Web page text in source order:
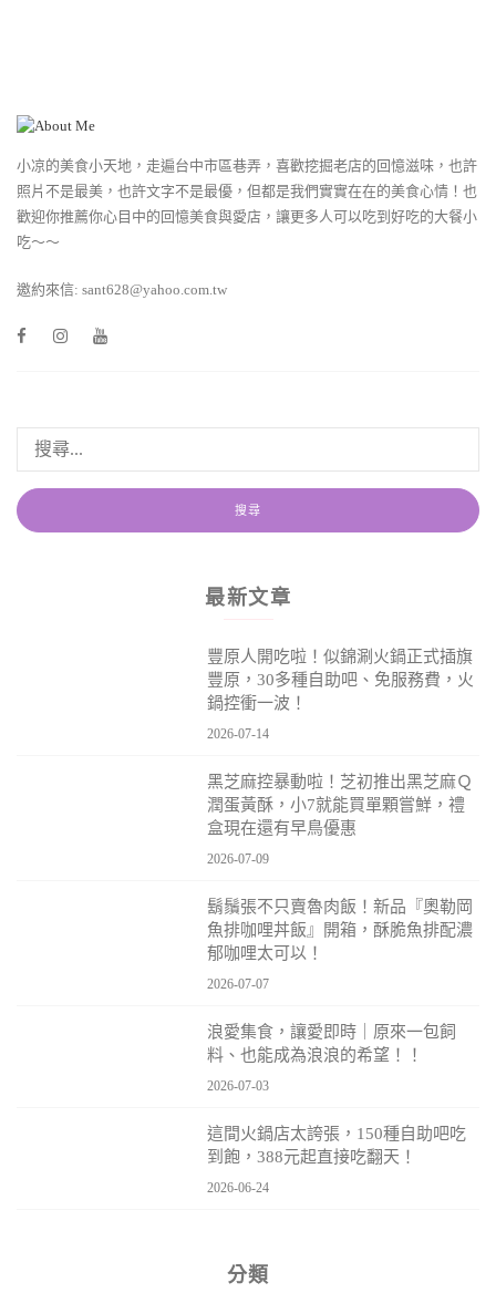
小凉的美食小天地，走遍台中市區巷弄，喜歡挖掘老店的回憶滋味，也許
照片不是最美，也許文字不是最優，但都是我們實實在在的美食心情！也
歡迎你推薦你心目中的回憶美食與愛店，讓更多人可以吃到好吃的大餐小
吃～～
邀約來信: sant628@yahoo.com.tw
最新文章
豐原人開吃啦！似錦涮火鍋正式插旗
豐原，30多種自助吧、免服務費，火
鍋控衝一波！
2026-07-14
黑芝麻控暴動啦！芝初推出黑芝麻Ｑ
潤蛋黃酥，小7就能買單顆嘗鮮，禮
盒現在還有早鳥優惠
2026-07-09
鬍鬚張不只賣魯肉飯！新品『奧勒岡
魚排咖哩丼飯』開箱，酥脆魚排配濃
郁咖哩太可以！
2026-07-07
浪愛集食，讓愛即時｜原來一包飼
料、也能成為浪浪的希望！！
2026-07-03
這間火鍋店太誇張，150種自助吧吃
到飽，388元起直接吃翻天！
2026-06-24
分類